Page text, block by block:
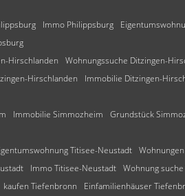
Immo Philippsburg
Hirschlanden Wohnungssuche Ditzingen-
Hirschlanden Immobilie Ditzingen-
Immobilie Simmozheim Grundstück
Titisee-Neustadt
Immo Titisee-Neustadt Wohnung
kaufen Tiefenbronn Einfamilienhäuser